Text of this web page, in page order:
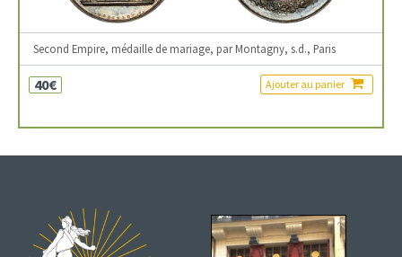
Second Empire, médaille de mariage, par Montagny, s.d., Paris
40€ Ajouter au panier